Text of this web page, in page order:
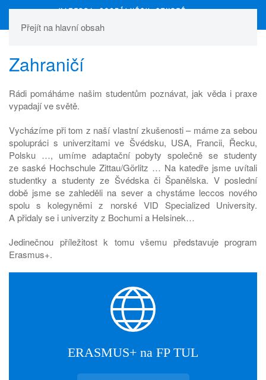
Přejít na hlavní obsah
Zahraničí
Rádi pomáháme našim studentům poznávat, jak věda i praxe
vypadají ve světě.
Vycházíme při tom z naší vlastní zkušenosti – máme za sebou
spolupráci s univerzitami ve Švédsku, USA, Francii, Řecku,
Polsku …, umíme adaptační pobyty společně se studenty
ze saské Hochschule Zittau/Görlitz … Na katedře jsme uvítali
studentky a studenty ze Švédska či Španělska. V poslední
době jsme se zahleděli na sever a chystáme leccos nového
spolu s kolegyněmi z norské VID Specialized University.
A přidaly se i univerzity z Bochumi a Helsinek…
Jedinečnou příležitost k tomu všemu představuje program
Erasmus+.
ERASMUS+ na FP TUL